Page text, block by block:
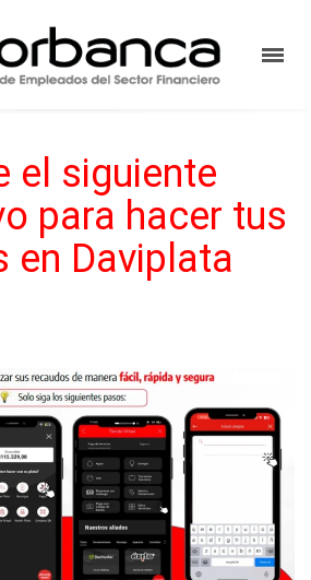
el siguiente
para hacer tus
en Daviplata